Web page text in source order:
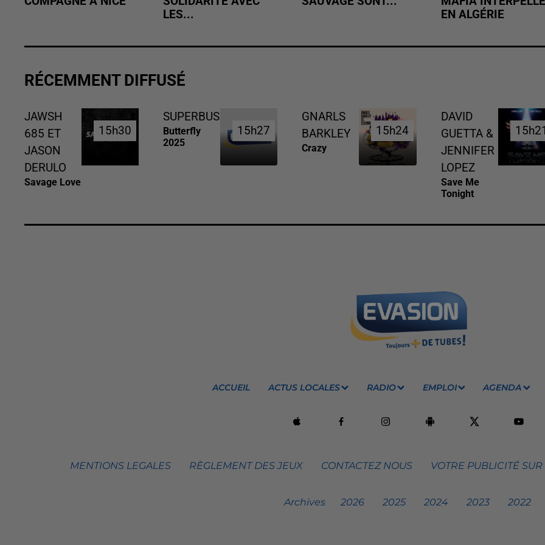
LES...
EN ALGÉRIE
RÉCEMMENT DIFFUSÉ
JAWSH
685 ET
JASON
DERULO
Savage Love
15h30
15h30
SUPERBUS
Butterfly
2025
15h27
15h27
GNARLS
BARKLEY
Crazy
15h24
15h24
DAVID
GUETTA &
JENNIFER
LOPEZ
Save Me
Tonight
15h21
15h21
ACCUEIL ACTUS LOCALES RADIO EMPLOI AGENDA
MENTIONS LEGALES RÈGLEMENT DES JEUX CONTACTEZ NOUS VOTRE PUBLICITÉ
Archives 2026 2025 2024 2023 2022